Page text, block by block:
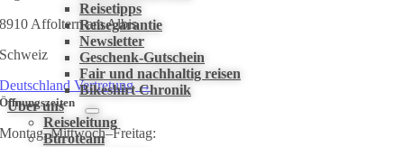
Reisetipps
Reisegarantie
Newsletter
Geschenk-Gutschein
Fair und nachhaltig reisen
Bikeshirt Chronik
Über uns
Reiseleitung
Büroteam
8910 Affoltern am Albis
Schweiz
Deutschland Vertretung →
Öffnungszeiten
Montag, Mittwoch–Freitag: